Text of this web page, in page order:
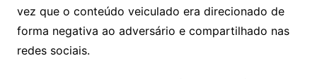
vez que o conteúdo veiculado era direcionado de
forma negativa ao adversário e compartilhado nas
redes sociais.